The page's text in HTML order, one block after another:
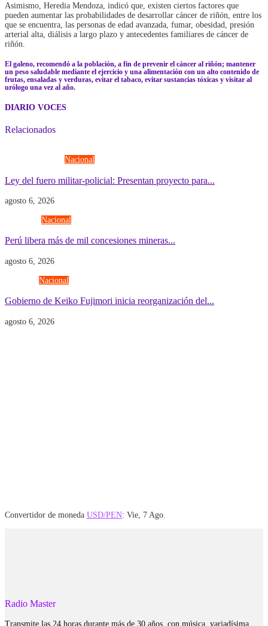
Asimismo, Heredia Mendoza, indicó que, existen ciertos factores que
pueden aumentar las probabilidades de desarrollar cáncer de riñón, entre los
que se encuentra, las personas de edad avanzada, fumar, obesidad, presión
arterial alta, diálisis a largo plazo y antecedentes familiares de cáncer de
riñón.
El galeno, recomendó a la población, a fin de prevenir el cáncer al riñón; mantener
un peso saludable mediante el ejercicio y una alimentación con un alto contenido de
frutas, ensaladas y verduras, evitar el tabaco, evitar sustancias tóxicas y visitar al
urólogo una vez al año.
DIARIO VOCES
Relacionados
Nacional
Ley del fuero militar-policial: Presentan proyecto para...
agosto 6, 2026
Nacional
Perú libera más de mil concesiones mineras...
agosto 6, 2026
Nacional
Gobierno de Keiko Fujimori inicia reorganización del...
agosto 6, 2026
Convertidor de moneda USD/PEN: Vie, 7 Ago.
Radio Master
Transmite las 24 horas durante más de 30 años, con música, variadísima,